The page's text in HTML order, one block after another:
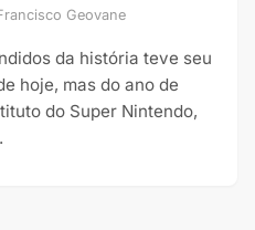
Geovane
da história teve seu
hoje, mas do ano de
do Super Nintendo,